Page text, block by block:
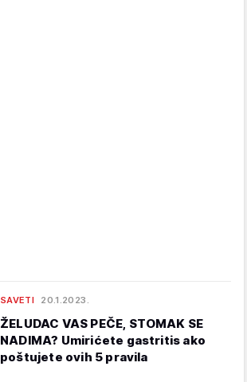
SAVETI 20.1.2023.
ŽELUDAC VAS PEČE, STOMAK SE
NADIMA? Umirićete gastritis ako
poštujete ovih 5 pravila